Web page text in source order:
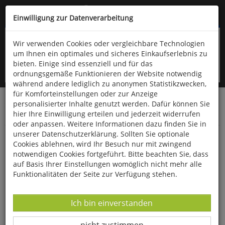
Kompletten Head der Seite überspringen
oder (06766) 9323-960
Startseite Bücher Quelle & Meyer Verlag
Flora
Wildpflanzen
Die köstliche Wildkräuterküche
Einwilligung zur Datenverarbeitung
Wir verwenden Cookies oder vergleichbare Technologien
um Ihnen ein optimales und sicheres Einkaufserlebnis zu
bieten. Einige sind essenziell und für das
ordnungsgemäße Funktionieren der Website notwendig
während andere lediglich zu anonymen Statistikzwecken,
für Komforteinstellungen oder zur Anzeige
personalisierter Inhalte genutzt werden. Dafür können Sie
hier Ihre Einwilligung erteilen und jederzeit widerrufen
oder anpassen. Weitere Informationen dazu finden Sie in
unserer Datenschutzerklärung. Sollten Sie optionale
Cookies ablehnen, wird Ihr Besuch nur mit zwingend
notwendigen Cookies fortgeführt. Bitte beachten Sie, dass
auf Basis Ihrer Einstellungen womöglich nicht mehr alle
Funktionalitäten der Seite zur Verfügung stehen.
Datenverarbeitung -
Ich bin einverstanden